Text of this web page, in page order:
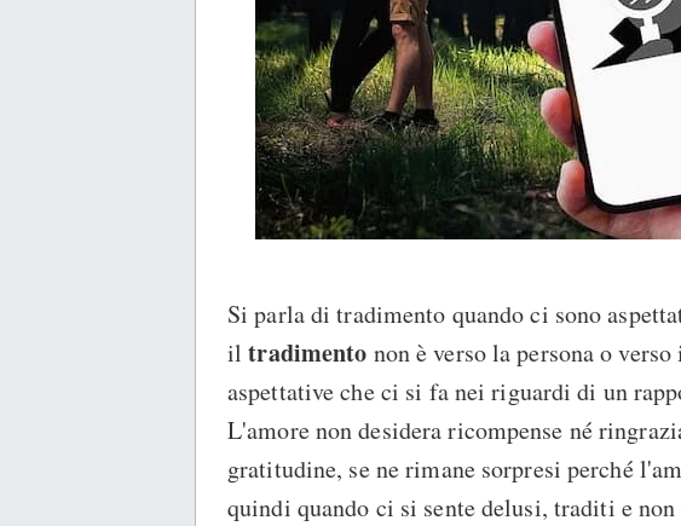
Si parla di tradimento quando ci sono
iltradimento non è verso la persona o
aspettative che ci si fa nei riguardi di un
L'amore non desidera ricompense né
gratitudine, se ne rimane sorpresi perché
quindi quando ci si sente delusi, traditi e